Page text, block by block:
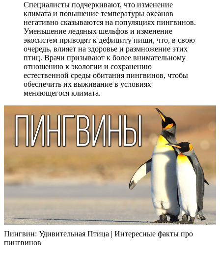
Специалисты подчеркивают, что изменение
климата и повышение температуры океанов
негативно сказываются на популяциях пингвинов.
Уменьшение ледяных шельфов и изменение
экосистем приводят к дефициту пищи, что, в свою
очередь, влияет на здоровье и размножение этих
птиц. Врачи призывают к более внимательному
отношению к экологии и сохранению
естественной среды обитания пингвинов, чтобы
обеспечить их выживание в условиях
меняющегося климата.
Пингвин: Удивительная Птица | Интересные факты про
пингвинов